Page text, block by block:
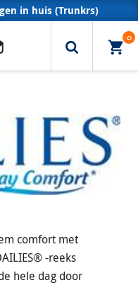
in huis (Trunkrs)
0
comfort met
-reeks
hele dag door